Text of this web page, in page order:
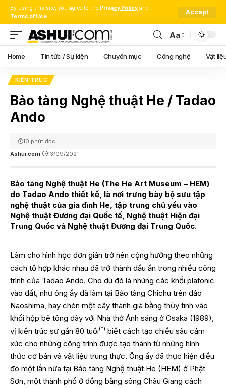
By using this site, you agree to the Privacy Policy and
Terms of Use.
Accept
Font
Resizer
Aa
Home Tin tức / Sự kiện Chuyên mục Công nghệ Vật
KIẾN TRÚC
Bảo tàng Nghệ thuật He / Tadao
Ando
Ashui.com 13/09/2021
10 phút đọc
Bảo tàng Nghệ thuật He (The He Art Museum – HEM)
do Tadao Ando thiết kế, là nơi trưng bày bộ sưu tập
nghệ thuật của gia đình He, tập trung chủ yếu vào
Nghệ thuật Đương đại Quốc tế, Nghệ thuật Hiện đại
Trung Quốc và Nghệ thuật Đương đại Trung Quốc.
Làm cho hình học đơn giản trở nên cộng hưởng theo những
cách tổ hợp khác nhau đã trở thành dấu ấn trong nhiều công
trình của Tadao Ando. Cho dù đó là nhúng các khối platonic
vào đất, như ông ấy đã làm tại Bảo tàng Chichu trên đảo
Naoshima, hay chèn một cây thánh giá bằng thủy tinh vào
khối hộp bê tông dày với Nhà thờ Ánh sáng ở Osaka (1989),
vị kiến trúc sư gần 80 tuổi(*) biết cách tạo chiều sâu cảm
xúc cho những công trình được tạo thành từ những hình
thức cơ bản và vật liệu trung thực. Ông ấy đã thực hiện điều
đó một lần nữa tại Bảo tàng Nghệ thuật He (HEM) ở Phật
Sơn, một thành phố ở đồng bằng sông Châu Giang cách